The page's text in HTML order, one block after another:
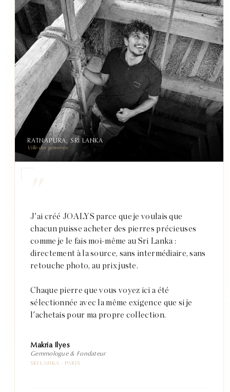
J'ai créé JOALYS parce que je voulais que
chacun puisse acheter des pierres précieuses
comme je le fais moi-même au Sri Lanka :
directement à la source, sans intermédiaire, sans
retouche photo, au prix juste.
Chaque pierre que vous voyez ici a été
sélectionnée avec la même exigence que si je
l'achetais pour ma propre collection.
Makria Ilyes
Gemmologue & Fondateur
SRI LANKA · PARIS
RATNAPURA, SRI LANKA
Ville des gemmes